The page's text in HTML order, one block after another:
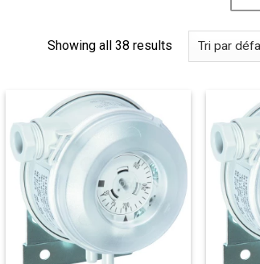
Showing all 38 results